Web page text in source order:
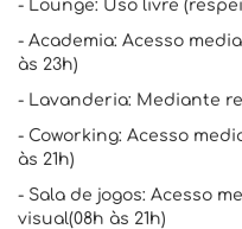
- Lounge: Uso livre
- Academia: Acesso
às 23h)
- Lavanderia: Mediante
- Coworking: Acesso
às 21h)
- Sala de jogos: Acesso
visual(08h às 21h)